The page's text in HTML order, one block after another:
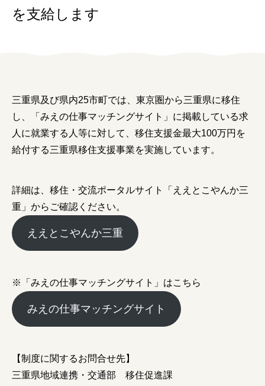
企業の方
みえで働く先輩ちょこっとインタビュー
三重の就職関連MOVIE
お知らせ
お問い合わせ
個人情報保護方針
みえの就職情報関連サイト
みえの企業まるわかりNAVI
を支給します
三重県及び県内25市町では、東京圏から三重県に移住
し、「みえの仕事マッチングサイト」に掲載している求
人に就業する人等に対して、移住支援金最大100万円を
給付する三重県移住支援事業を実施しています。
詳細は、移住・交流ポータルサイト「ええとこやんか三
重」からご確認ください。
ええとこやんか三重
※「みえの仕事マッチングサイト」はこちら
みえの仕事マッチングサイト
【制度に関するお問合せ先】
三重県地域連携・交通部 移住促進課